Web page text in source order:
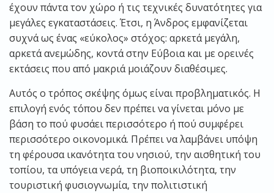
έχουν πάντα τον χώρο ή τις τεχνικές δυνατότητες για
μεγάλες εγκαταστάσεις. Έτσι, η Άνδρος εμφανίζεται
συχνά ως ένας «εύκολος» στόχος: αρκετά μεγάλη,
αρκετά ανεμώδης, κοντά στην Εύβοια και με ορεινές
εκτάσεις που από μακριά μοιάζουν διαθέσιμες.
Αυτός ο τρόπος σκέψης όμως είναι προβληματικός. Η
επιλογή ενός τόπου δεν πρέπει να γίνεται μόνο με
βάση το πού φυσάει περισσότερο ή πού συμφέρει
περισσότερο οικονομικά. Πρέπει να λαμβάνει υπόψη
τη φέρουσα ικανότητα του νησιού, την αισθητική του
τοπίου, τα υπόγεια νερά, τη βιοποικιλότητα, την
τουριστική φυσιογνωμία, την πολιτιστική